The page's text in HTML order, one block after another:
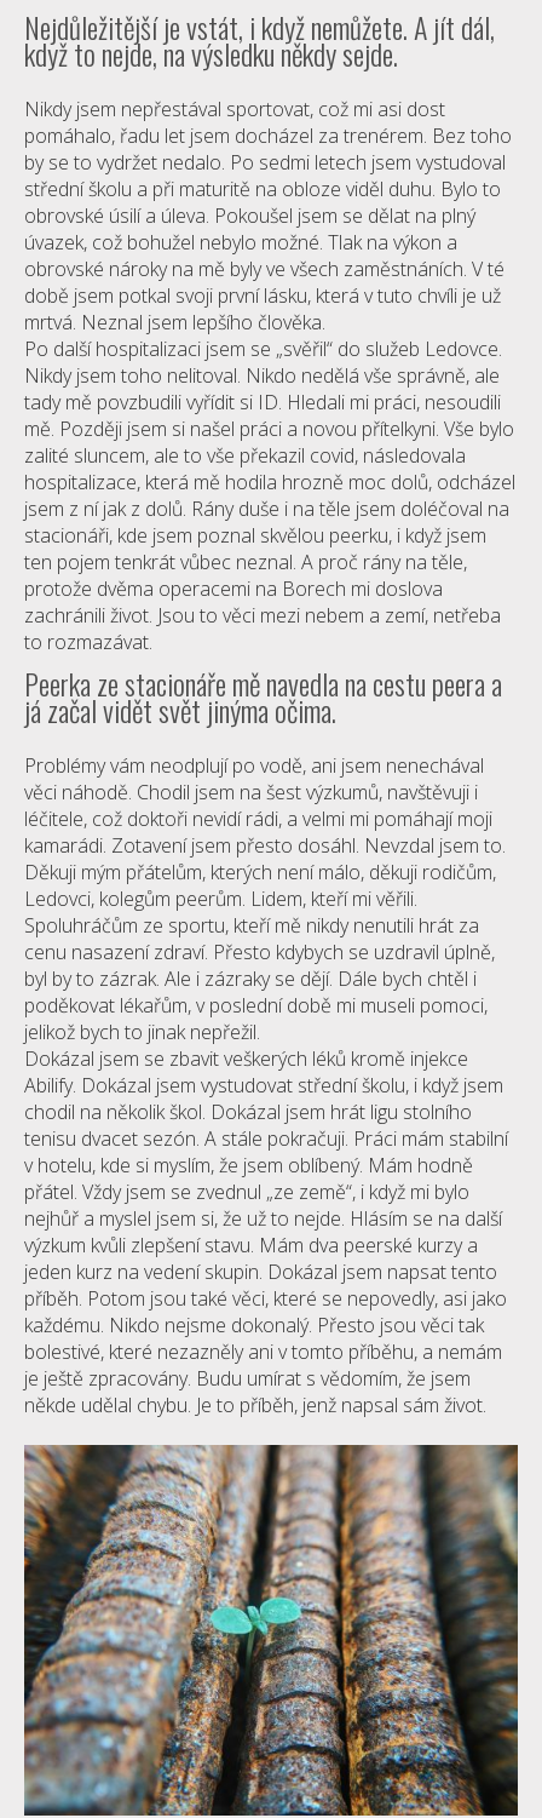
Nejdůležitější je vstát, i když nemůžete. A jít dál,
když to nejde, na výsledku někdy sejde.
Nikdy jsem nepřestával sportovat, což mi asi dost
pomáhalo, řadu let jsem docházel za trenérem. Bez toho
by se to vydržet nedalo. Po sedmi letech jsem vystudoval
střední školu a při maturitě na obloze viděl duhu. Bylo to
obrovské úsilí a úleva. Pokoušel jsem se dělat na plný
úvazek, což bohužel nebylo možné. Tlak na výkon a
obrovské nároky na mě byly ve všech zaměstnáních. V té
době jsem potkal svoji první lásku, která v tuto chvíli je už
mrtvá. Neznal jsem lepšího člověka.
Po další hospitalizaci jsem se „svěřil“ do služeb Ledovce.
Nikdy jsem toho nelitoval. Nikdo nedělá vše správně, ale
tady mě povzbudili vyřídit si ID. Hledali mi práci, nesoudili
mě. Později jsem si našel práci a novou přítelkyni. Vše bylo
zalité sluncem, ale to vše překazil covid, následovala
hospitalizace, která mě hodila hrozně moc dolů, odcházel
jsem z ní jak z dolů. Rány duše i na těle jsem doléčoval na
stacionáři, kde jsem poznal skvělou peerku, i když jsem
ten pojem tenkrát vůbec neznal. A proč rány na těle,
protože dvěma operacemi na Borech mi doslova
zachránili život. Jsou to věci mezi nebem a zemí, netřeba
to rozmazávat.
Peerka ze stacionáře mě navedla na cestu peera a
já začal vidět svět jinýma očima.
Problémy vám neodplují po vodě, ani jsem nenechával
věci náhodě. Chodil jsem na šest výzkumů, navštěvuji i
léčitele, což doktoři nevidí rádi, a velmi mi pomáhají moji
kamarádi. Zotavení jsem přesto dosáhl. Nevzdal jsem to.
Děkuji mým přátelům, kterých není málo, děkuji rodičům,
Ledovci, kolegům peerům. Lidem, kteří mi věřili.
Spoluhráčům ze sportu, kteří mě nikdy nenutili hrát za
cenu nasazení zdraví. Přesto kdybych se uzdravil úplně,
byl by to zázrak. Ale i zázraky se dějí. Dále bych chtěl i
poděkovat lékařům, v poslední době mi museli pomoci,
jelikož bych to jinak nepřežil.
Dokázal jsem se zbavit veškerých léků kromě injekce
Abilify. Dokázal jsem vystudovat střední školu, i když jsem
chodil na několik škol. Dokázal jsem hrát ligu stolního
tenisu dvacet sezón. A stále pokračuji. Práci mám stabilní
v hotelu, kde si myslím, že jsem oblíbený. Mám hodně
přátel. Vždy jsem se zvednul „ze země“, i když mi bylo
nejhůř a myslel jsem si, že už to nejde. Hlásím se na další
výzkum kvůli zlepšení stavu. Mám dva peerské kurzy a
jeden kurz na vedení skupin. Dokázal jsem napsat tento
příběh. Potom jsou také věci, které se nepovedly, asi jako
každému. Nikdo nejsme dokonalý. Přesto jsou věci tak
bolestivé, které nezazněly ani v tomto příběhu, a nemám
je ještě zpracovány. Budu umírat s vědomím, že jsem
někde udělal chybu. Je to příběh, jenž napsal sám život.